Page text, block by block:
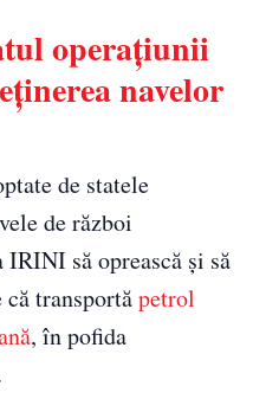
operațiunii
navelor
de statele
de război
să oprească și să
transportăpetrol
, în pofida